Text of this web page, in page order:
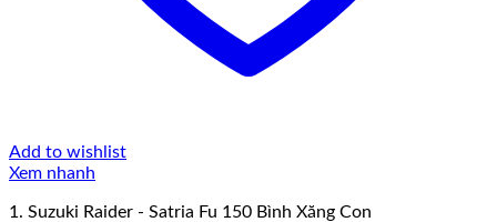
Add to wishlist
Xem nhanh
1. Suzuki Raider - Satria Fu 150 Bình Xăng Con